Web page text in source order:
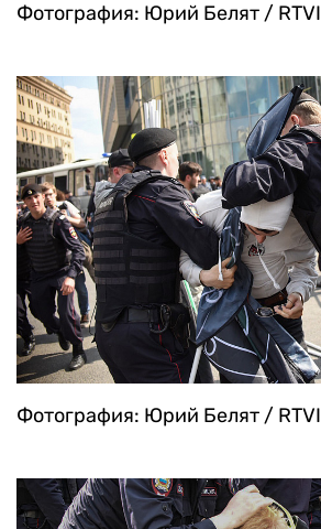
Фотография: Юрий Белят / RTVI
Фотография: Юрий Белят / RTVI